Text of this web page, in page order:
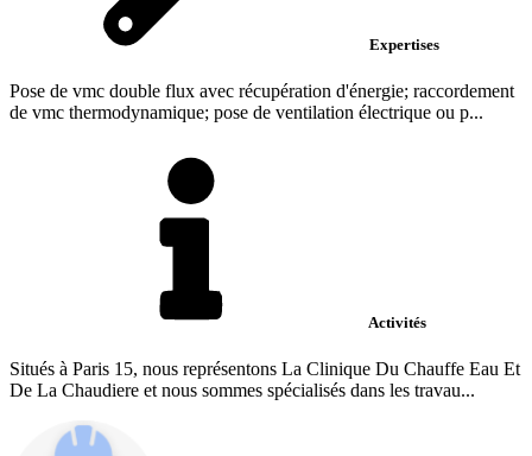
Expertises
Pose de vmc double flux avec récupération d'énergie; raccordement
de vmc thermodynamique; pose de ventilation électrique ou p...
Activités
Situés à Paris 15, nous représentons La Clinique Du Chauffe Eau Et
De La Chaudiere et nous sommes spécialisés dans les travau...